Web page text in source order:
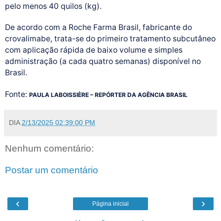
pelo menos 40 quilos (kg).
De acordo com a Roche Farma Brasil, fabricante do
crovalimabe, trata-se do primeiro tratamento subcutâneo
com aplicação rápida de baixo volume e simples
administração (a cada quatro semanas) disponível no
Brasil.
Fonte: PAULA LABOISSIÈRE – REPÓRTER DA AGÊNCIA BRASIL
DIA2/13/2025 02:39:00 PM
Nenhum comentário:
Postar um comentário
‹ ›
Página inicial